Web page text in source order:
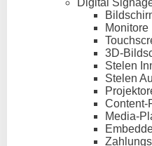
Digital
Monitore
3D-
Stelen
Stelen
Content-
Media-